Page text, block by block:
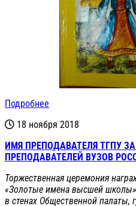
Подробнее
18 ноября 2018
ИМЯ ПРЕПОДАВАТЕЛЯ ТГПУ
ПРЕПОДАВАТЕЛЕЙ ВУЗОВ
Торжественная церемония
«Золотые имена высшей
в стенах Общественной палаты,